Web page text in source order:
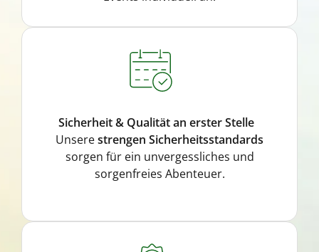
Sicherheit & Qualität an erster Stelle
Unserestrengen Sicherheitsstandards
sorgen für ein unvergessliches und
sorgenfreies Abenteuer.